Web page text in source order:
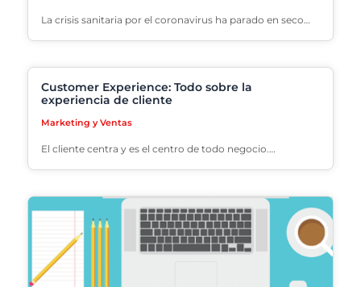
La crisis sanitaria por el coronavirus ha parado en seco…
Customer Experience: Todo sobre la
experiencia de cliente
Marketing y Ventas
El cliente centra y es el centro de todo negocio.…